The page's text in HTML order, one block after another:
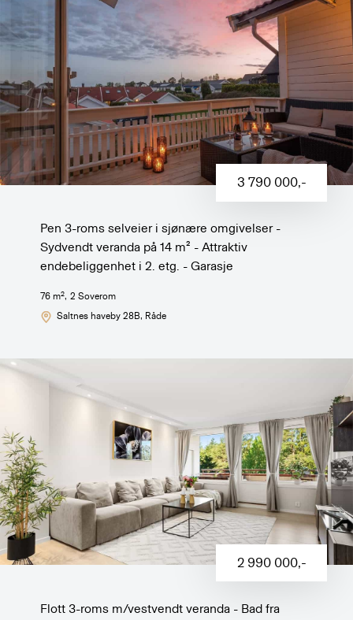
3 790 000,-
Pen 3-roms selveier i sjønære omgivelser -
Sydvendt veranda på 14 m² - Attraktiv
endebeliggenhet i 2. etg. - Garasje
76 m2, 2 Soverom
Saltnes haveby 28B, Råde
2 990 000,-
Flott 3-roms m/vestvendt veranda - Bad fra